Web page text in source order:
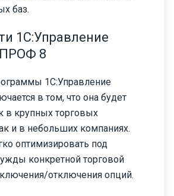
баз.
1С:Управление
ПРОФ 8
1С:Управление
в том, что она будет
в крупных торговых
и в небольших компаниях.
оптимизировать под
конкретной торговой
отключения опций.